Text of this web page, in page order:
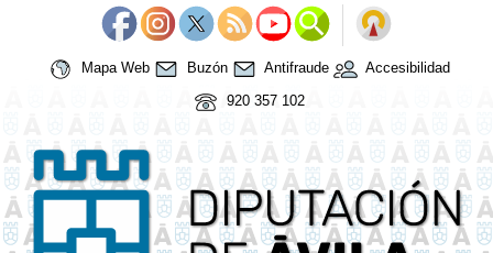
Mapa Web Buzón Antifraude
Accesibilidad
920 357 102